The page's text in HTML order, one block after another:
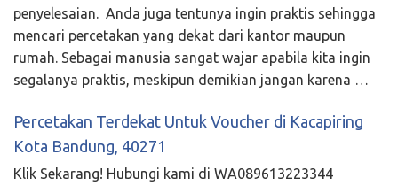
penyelesaian. Anda juga tentunya ingin praktis sehingga
mencari percetakan yang dekat dari kantor maupun
rumah. Sebagai manusia sangat wajar apabila kita ingin
segalanya praktis, meskipun demikian jangan karena …
Percetakan Terdekat Untuk Voucher di Kacapiring
Kota Bandung, 40271
Klik Sekarang! Hubungi kami di WA089613223344